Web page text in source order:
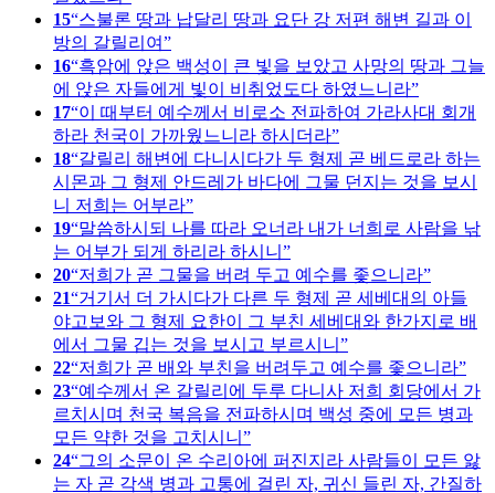
15 스불론 땅과 납달리 땅과 요단 강 저편 해변 길과 이
방의 갈릴리여
16 흑암에 앉은 백성이 큰 빛을 보았고 사망의 땅과 그늘
에 앉은 자들에게 빛이 비취었도다 하였느니라
17 이 때부터 예수께서 비로소 전파하여 가라사대 회개
하라 천국이 가까웠느니라 하시더라
18 갈릴리 해변에 다니시다가 두 형제 곧 베드로라 하는
시몬과 그 형제 안드레가 바다에 그물 던지는 것을 보시
니 저희는 어부라
19 말씀하시되 나를 따라 오너라 내가 너희로 사람을 낚
는 어부가 되게 하리라 하시니
20 저희가 곧 그물을 버려 두고 예수를 좇으니라
21 거기서 더 가시다가 다른 두 형제 곧 세베대의 아들
야고보와 그 형제 요한이 그 부친 세베대와 한가지로 배
에서 그물 깁는 것을 보시고 부르시니
22 저희가 곧 배와 부친을 버려두고 예수를 좇으니라
23 예수께서 온 갈릴리에 두루 다니사 저희 회당에서 가
르치시며 천국 복음을 전파하시며 백성 중에 모든 병과
모든 약한 것을 고치시니
24 그의 소문이 온 수리아에 퍼진지라 사람들이 모든 앓
는 자 곧 각색 병과 고통에 걸린 자, 귀신 들린 자, 간질하